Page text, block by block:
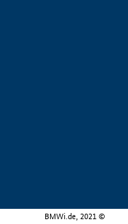
BMWi.de, 2021 ©